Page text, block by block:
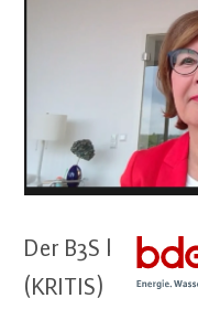
Der B3S kann
(KRITIS) bis